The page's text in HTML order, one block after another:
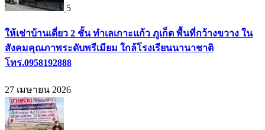
5
ให้เช่าบ้านเดี่ยว 2 ชั้น ทำเลเกาะแก้ว ภูเก็ต พื้นที่กว้างขวาง ใน
สังคมคุณภาพระดับพรีเมียม ใกล้โรงเรียนนานาชาติ
โทร.0958192888
27 เมษายน 2026